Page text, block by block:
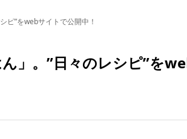
ピ”をwebサイトで公開中！
」。”日々のレシピ”を